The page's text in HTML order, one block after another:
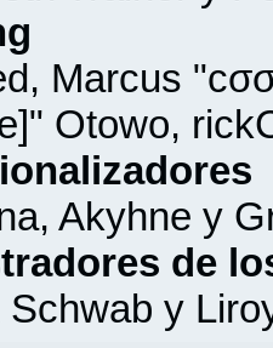
Marcus
Otowo,
Akyhne y
de
Schwab y